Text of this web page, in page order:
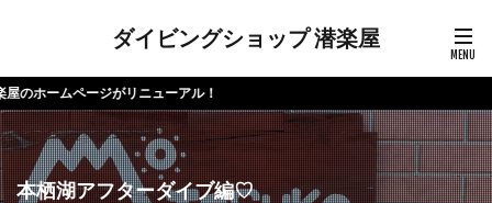
ダイビングショップ 潜楽屋
ニューアル！
本栖湖アフターダイブ編♡